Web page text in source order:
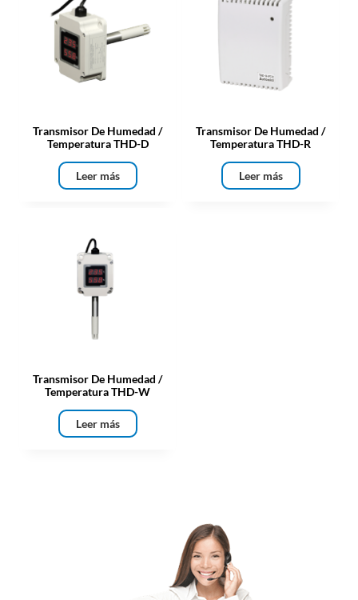
Transmisor De Humedad /
Temperatura THD-D
Leer más
Transmisor De Humedad /
Temperatura THD-R
Leer más
Transmisor De Humedad /
Temperatura THD-W
Leer más